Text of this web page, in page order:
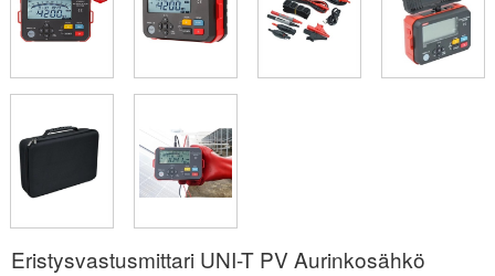
Eristysvastusmittari UNI-T PV Aurinkosähkö